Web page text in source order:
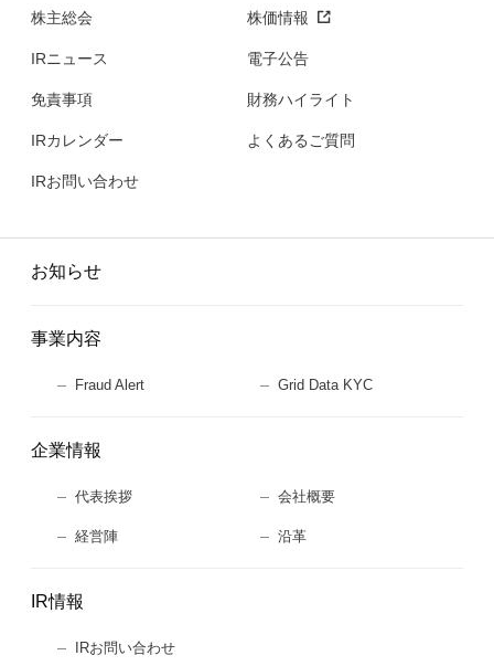
株主総会 株価情報
IRニュース 電子公告
免責事項 財務ハイライト
IRカレンダー よくあるご質問
IRお問い合わせ
お知らせ
事業内容
Fraud Alert Grid Data KYC
企業情報
代表挨拶 会社概要
経営陣 沿革
IR情報
IRお問い合わせ